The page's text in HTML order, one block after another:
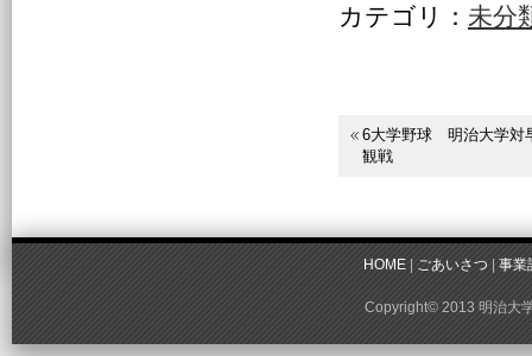
カテゴリ： 未分
6大学野球 明治大学対
観戦
HOME| ごあいさつ | 事業
Copyright© 2013 明治大